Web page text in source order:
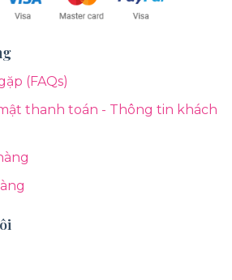
(FAQs)
thanh toán - Thông tin khách